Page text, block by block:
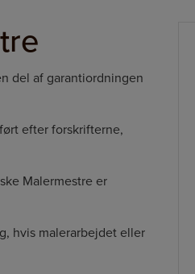
del af garantiordningen
efter forskrifterne,
Malermestre er
hvis malerarbejdet eller